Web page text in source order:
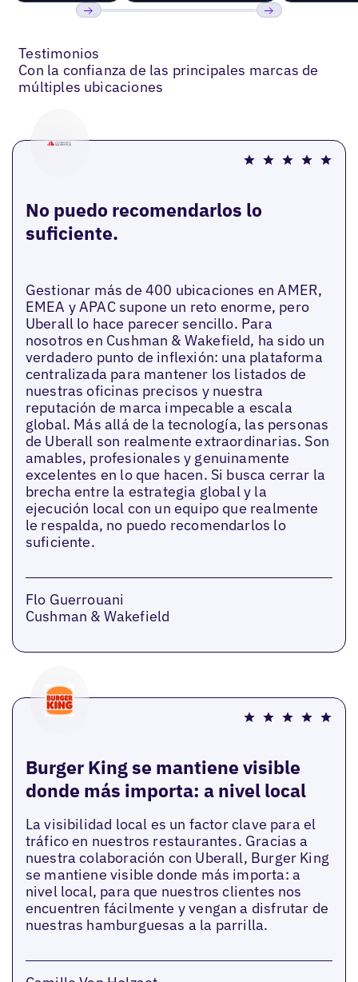
Testimonios
Con la confianza de las principales marcas de
múltiples ubicaciones
No puedo recomendarlos lo
suficiente.
Gestionar más de 400 ubicaciones en AMER,
EMEA y APAC supone un reto enorme, pero
Uberall lo hace parecer sencillo. Para
nosotros en Cushman & Wakefield, ha sido un
verdadero punto de inflexión: una plataforma
centralizada para mantener los listados de
nuestras oficinas precisos y nuestra
reputación de marca impecable a escala
global. Más allá de la tecnología, las personas
de Uberall son realmente extraordinarias. Son
amables, profesionales y genuinamente
excelentes en lo que hacen. Si busca cerrar la
brecha entre la estrategia global y la
ejecución local con un equipo que realmente
le respalda, no puedo recomendarlos lo
suficiente.
Flo Guerrouani
Cushman & Wakefield
Burger King se mantiene visible
donde más importa: a nivel local
La visibilidad local es un factor clave para el
tráfico en nuestros restaurantes. Gracias a
nuestra colaboración con Uberall, Burger King
se mantiene visible donde más importa: a
nivel local, para que nuestros clientes nos
encuentren fácilmente y vengan a disfrutar de
nuestras hamburguesas a la parrilla.